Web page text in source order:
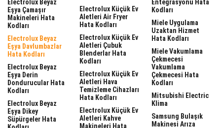
Electrolux Beyaz
Eşya Çamaşır
Makineleri Hata
Kodları
Electrolux Beyaz
Eşya Davlumbazlar
Hata Kodları
Electrolux Beyaz
Eşya Derin
Dondurucular Hata
Kodları
Electrolux Beyaz
Eşya Dikey
Süpürgeler Hata
Electrolux Küçük Ev
Aletleri Air Fryer
Hata Kodları
Electrolux Küçük Ev
Aletleri Çubuk
Blenderlar Hata
Kodları
Electrolux Küçük Ev
Aletleri Hava
Temizleme Cihazları
Hata Kodları
Electrolux Küçük Ev
Aletleri Kahve
Makineleri Hata
Entegrasyonu Hata
Kodları
Miele Uygulama
Uzaktan Hizmet
Hata Kodları
Miele Vakumlama
Çekmecesi
Vakumlama
Çekmecesi Hata
Kodları
Mitsubishi Electric
Klima
Samsung Bulaşık
Makinesi Arıza